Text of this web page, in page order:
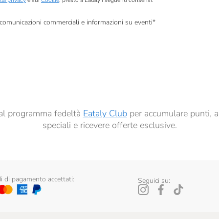
commerciali e informazioni su eventi*
programma fedeltà Eataly Clubper accumulare punti,
speciali e ricevere offerte esclusive.
di pagamento accettati: Seguici su: